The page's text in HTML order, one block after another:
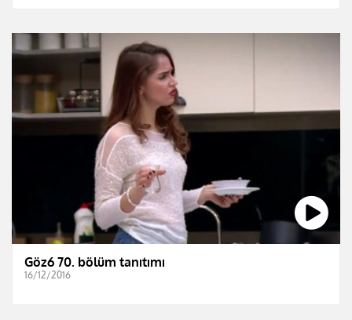
Göz6 70. bölüm tanıtımı
16/12/2016